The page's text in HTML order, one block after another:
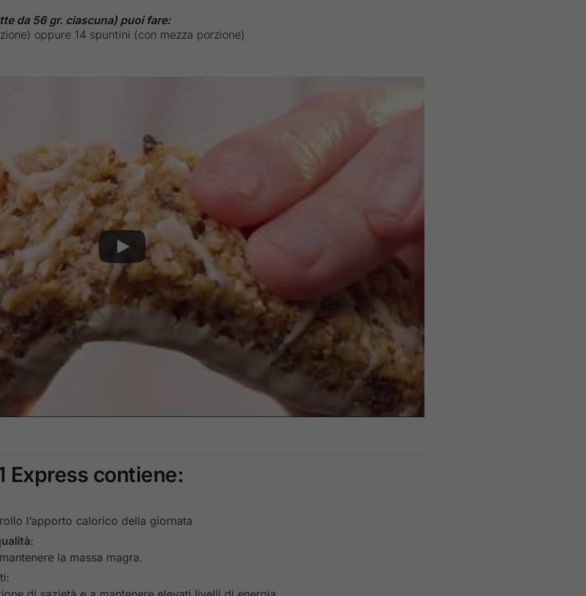
da 56 gr. ciascuna) puoi fare:
oppure 14 spuntini (con mezza porzione)
Express contiene:
l’apporto calorico della giornata
:
la massa magra.